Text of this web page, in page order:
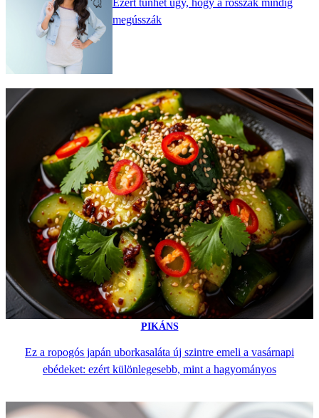
megússzák
PIKÁNS
Ez a ropogós japán uborkasaláta új szintre emeli a vasárnapi
ebédeket: ezért különlegesebb, mint a hagyományos